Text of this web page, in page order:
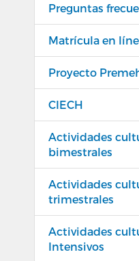
Preguntas
Matrícula en
Proyecto
CIECH
Actividades
bimestrales
Actividades
trimestrales
Actividades
Intensivos